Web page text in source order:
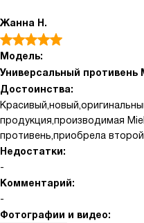
Жанна Н.
Модель:
Универсальный противень
Достоинства:
продукция,производимая
противень,приобрела второй.
Недостатки:
-
Комментарий:
-
Фотографии и видео: